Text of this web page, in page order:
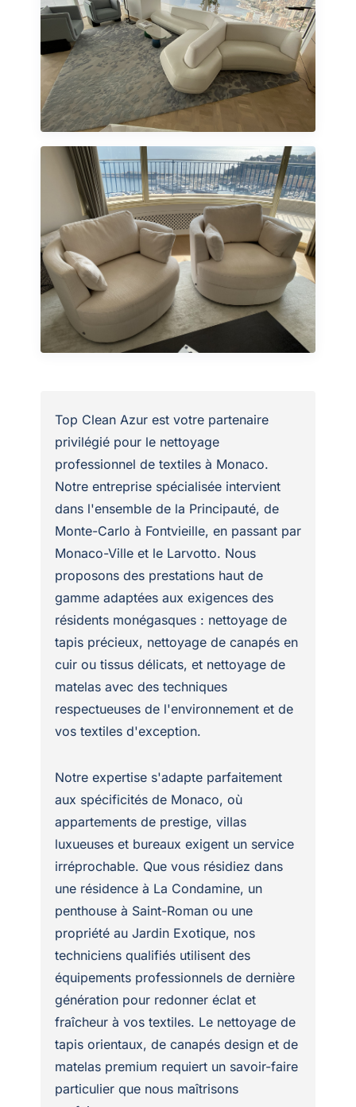
Top Clean Azur est votre partenaire
privilégié pour le nettoyage
professionnel de textiles à Monaco.
Notre entreprise spécialisée intervient
dans l'ensemble de la Principauté, de
Monte-Carlo à Fontvieille, en passant par
Monaco-Ville et le Larvotto. Nous
proposons des prestations haut de
gamme adaptées aux exigences des
résidents monégasques : nettoyage de
tapis précieux, nettoyage de canapés en
cuir ou tissus délicats, et nettoyage de
matelas avec des techniques
respectueuses de l'environnement et de
vos textiles d'exception.
Notre expertise s'adapte parfaitement
aux spécificités de Monaco, où
appartements de prestige, villas
luxueuses et bureaux exigent un service
irréprochable. Que vous résidiez dans
une résidence à La Condamine, un
penthouse à Saint-Roman ou une
propriété au Jardin Exotique, nos
techniciens qualifiés utilisent des
équipements professionnels de dernière
génération pour redonner éclat et
fraîcheur à vos textiles. Le nettoyage de
tapis orientaux, de canapés design et de
matelas premium requiert un savoir-faire
particulier que nous maîtrisons